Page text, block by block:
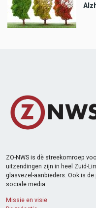
ZO-NWS is dè streekomroep
uitzendingen zijn in heel Zuid-
glasvezel-aanbieders. Ook is
sociale media.
Missie en visie